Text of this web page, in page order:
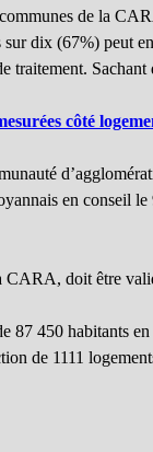
de la
dix (67%) peut
traitement.
côté
en conseil le
CARA, doit être
87 450 habitants
de 1111